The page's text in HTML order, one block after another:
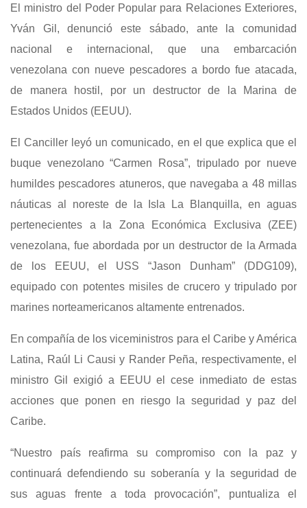
El ministro del Poder Popular para Relaciones Exteriores,
Yván Gil, denunció este sábado, ante la comunidad
nacional e internacional, que una embarcación
venezolana con nueve pescadores a bordo fue atacada,
de manera hostil, por un destructor de la Marina de
Estados Unidos (EEUU).
El Canciller leyó un comunicado, en el que explica que el
buque venezolano “Carmen Rosa”, tripulado por nueve
humildes pescadores atuneros, que navegaba a 48 millas
náuticas al noreste de la Isla La Blanquilla, en aguas
pertenecientes a la Zona Económica Exclusiva (ZEE)
venezolana, fue abordada por un destructor de la Armada
de los EEUU, el USS “Jason Dunham” (DDG109),
equipado con potentes misiles de crucero y tripulado por
marines norteamericanos altamente entrenados.
En compañía de los viceministros para el Caribe y América
Latina, Raúl Li Causi y Rander Peña, respectivamente, el
ministro Gil exigió a EEUU el cese inmediato de estas
acciones que ponen en riesgo la seguridad y paz del
Caribe.
“Nuestro país reafirma su compromiso con la paz y
continuará defendiendo su soberanía y la seguridad de
sus aguas frente a toda provocación”, puntualiza el